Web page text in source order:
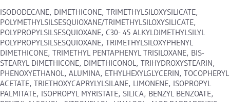
ISODODECANE, DIMETHICONE, TRIMETHYLSILOXYSILICATE,
POLYMETHYLSILSESQUIOXANE/TRIMETHYLSILOXYSILICATE,
POLYPROPYLSILSESQUIOXANE, C30- 45 ALKYLDIMETHYLSILYL
POLYPROPYLSILSESQUIOXANE, TRIMETHYLSILOXYPHENYL
DIMETHICONE, TRIMETHYL PENTAPHENYL TRISILOXANE, BIS-
STEARYL DIMETHICONE, DIMETHICONOL, TRIHYDROXYSTEARIN,
PHENOXYETHANOL, ALUMINA, ETHYLHEXYLGLYCERIN, TOCOPHERYL
ACETATE, TRIETHOXYCAPRYLYLSILANE, LIMONENE, ISOPROPYL
PALMITATE, ISOPROPYL MYRISTATE, SILICA, BENZYL BENZOATE,